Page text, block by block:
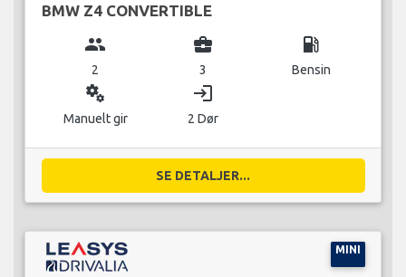
BMW Z4 CONVERTIBLE
group
2
business_center
3
local_gas_station
Bensin
miscellaneous_services
Manuelt gir
login
2 Dør
SE DETALJER...
MINI